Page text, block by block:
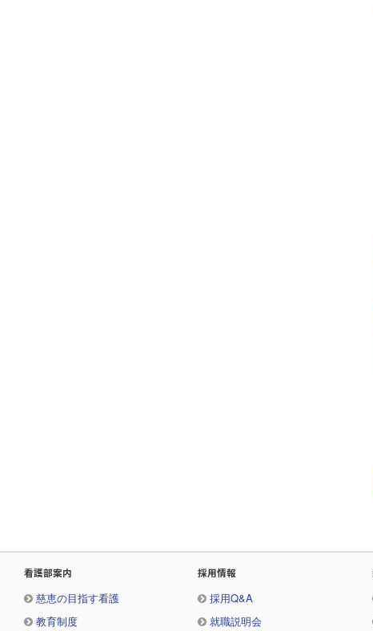
看護部案内
慈恵の目指す看護
教育制度
採用情報
採用Q&A
就職説明会